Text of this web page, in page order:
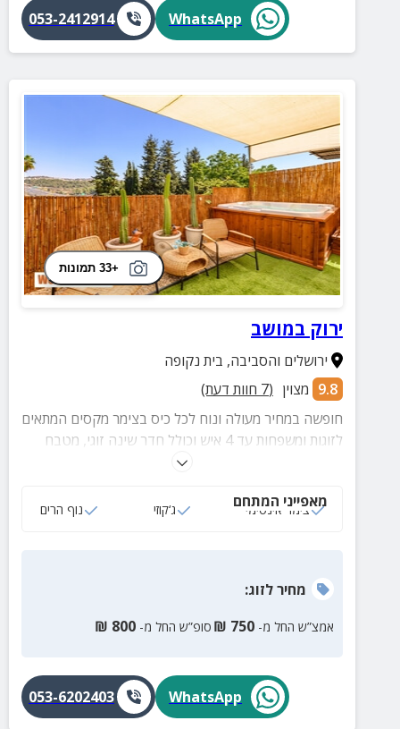
WhatsApp
053-2412914
+33 תמונות
ירוק במושב
ירושלים והסביבה, בית נקופה
9.8 מצוין (
7 חוות דעת)
חופשה במחיר מעולה ונוח לכל כיס בצימר מקסים המתאים
לזוגות ומשפחות עד 4 איש וכולל חדר שינה זוגי, מטבח
מאובזר, פינת אוכל, סלון מרווח וחצר פרטית עם ג'קוזי
מאפייני המתחם
צימר אינטימי ג‘קוזי נוף הרים
מחירלזוג:
אמצ”ש החל מ- 750
₪ סופ”ש החל מ- 800
₪
WhatsApp
053-6202403